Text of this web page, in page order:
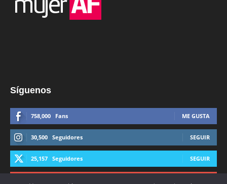
Síguenos
758,000 Fans ME GUSTA
30,500 Seguidores SEGUIR
25,157 Seguidores SEGUIR